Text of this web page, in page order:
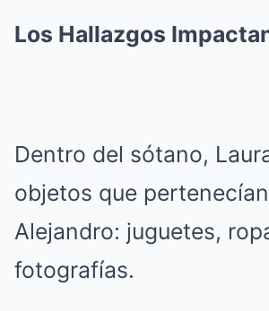
Los Hallazgos
Dentro del sótano,
objetos que
Alejandro: juguetes,
fotografías.